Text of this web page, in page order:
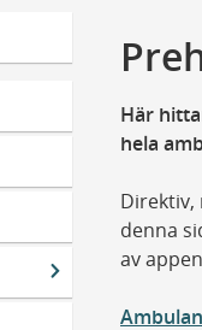
Här
hela
denna
av